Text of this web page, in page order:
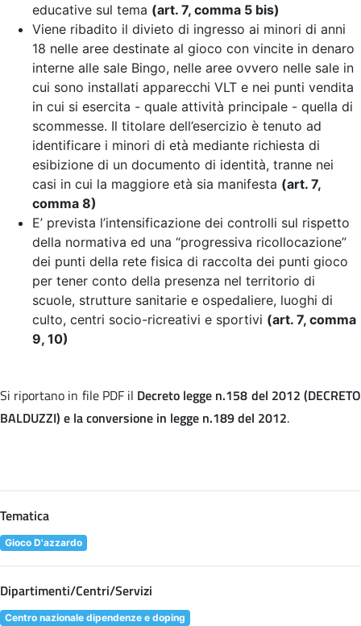
educative sul tema (art. 7, comma 5 bis)
Viene ribadito il divieto di ingresso ai minori di anni
18 nelle aree destinate al gioco con vincite in denaro
interne alle sale Bingo, nelle aree ovvero nelle sale in
cui sono installati apparecchi VLT e nei punti vendita
in cui si esercita - quale attività principale - quella di
scommesse. Il titolare dell’esercizio è tenuto ad
identificare i minori di età mediante richiesta di
esibizione di un documento di identità, tranne nei
casi in cui la maggiore età sia manifesta (art. 7,
comma 8)
E’ prevista l’intensificazione dei controlli sul rispetto
della normativa ed una “progressiva ricollocazione”
dei punti della rete fisica di raccolta dei punti gioco
per tener conto della presenza nel territorio di
scuole, strutture sanitarie e ospedaliere, luoghi di
culto, centri socio-ricreativi e sportivi (art. 7, comma
9, 10)
Si riportano in file PDF il Decreto legge n.158 del 2012 (DECRETO
BALDUZZI) e la conversione in legge n.189 del 2012.
Tematica
Gioco D'azzardo
Dipartimenti/Centri/Servizi
Centro nazionale dipendenze e doping